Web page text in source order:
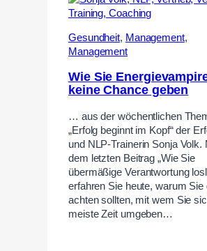
Gesundheit, Management,
Management
Wie Sie
keine Chance geben
… aus der wöchentlichen
„Erfolg beginnt im Kopf“ der
und NLP-Trainerin Sonja Volk.
dem letzten Beitrag „Wie Sie
übermäßige Verantwortung
erfahren Sie heute, warum Sie
achten sollten, mit wem Sie
meiste Zeit umgeben…